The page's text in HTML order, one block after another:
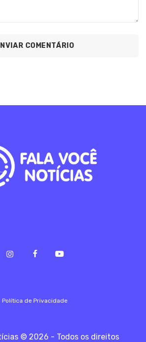
Política de Privacidade
© 2026 - Todos os direitos